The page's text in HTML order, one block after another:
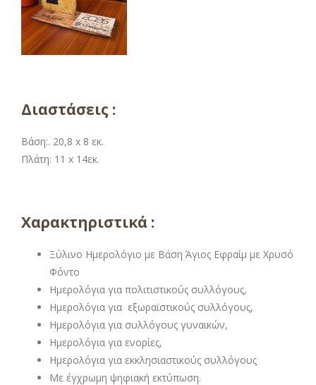
Διαστάσεις :
Βάση:. 20,8 x 8 εκ.
Πλάτη: 11 x 14εκ.
Χαρακτηριστικά :
Ξύλινο Ημερολόγιο με Βάση Άγιος Εφραίμ με Χρυσό
Φόντο
Ημερολόγια για πολιτιστικούς συλλόγους,
Ημερολόγια για εξωραϊστικούς συλλόγους,
Ημερολόγια για συλλόγους γυναικών,
Ημερολόγια για ενορίες,
Ημερολόγια για εκκλησιαστικούς συλλόγους
Με έγχρωμη ψηφιακή εκτύπωση.